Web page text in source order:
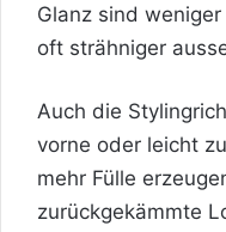
Glanz sind
oft strähniger
Auch die
vorne oder leicht
mehr Fülle
zurückgekämmte